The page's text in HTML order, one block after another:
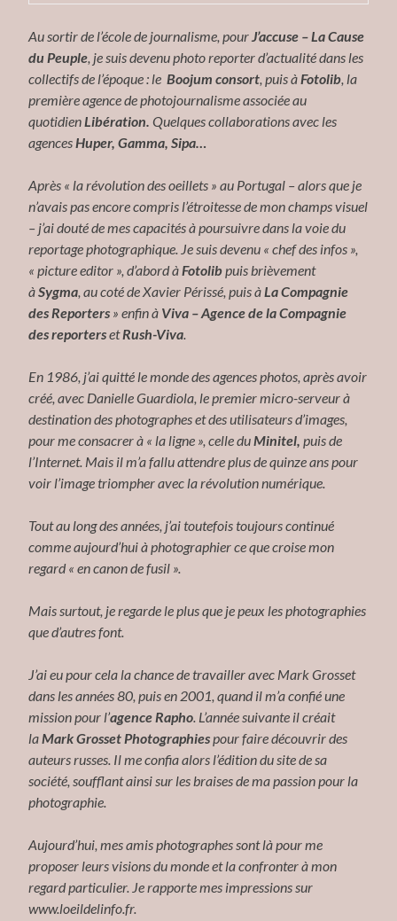
Au sortir de l’école de journalisme, pour J’accuse – La Cause
du Peuple , je suis devenu photo reporter d’actualité dans les
collectifs de l’époque : le Boojum consort , puis à Fotolib , la
première agence de photojournalisme associée au
quotidien Libération. Quelques collaborations avec les
agences Huper, Gamma, Sipa…
Après « la révolution des oeillets » au Portugal – alors que je
n’avais pas encore compris l’étroitesse de mon champs visuel
– j’ai douté de mes capacités à poursuivre dans la voie du
reportage photographique. Je suis devenu « chef des infos »,
« picture editor », d’abord à Fotolib puis brièvement
à Sygma , au coté de Xavier Périssé, puis à La Compagnie
des Reporters » enfin à Viva – Agence de la Compagnie
des reportersetRush-Viva
En 1986, j’ai quitté le monde des agences photos, après avoir
créé, avec Danielle Guardiola, le premier micro-serveur à
destination des photographes et des utilisateurs d’images,
pour me consacrer à « la ligne », celle du Minitel, puis de
l’Internet. Mais il m’a fallu attendre plus de quinze ans pour
voir l’image triompher avec la révolution numérique.
Tout au long des années, j’ai toutefois toujours continué
comme aujourd’hui à photographier ce que croise mon
regard « en canon de fusil ».
Mais surtout, je regarde le plus que je peux les photographies
que d’autres font.
J’ai eu pour cela la chance de travailler avec Mark Grosset
dans les années 80, puis en 2001, quand il m’a confié une
mission pour l’agence Rapho . L’année suivante il créait
la Mark Grosset Photographies pour faire découvrir des
auteurs russes. Il me confia alors l’édition du site de sa
société, soufflant ainsi sur les braises de ma passion pour la
photographie.
Aujourd’hui, mes amis photographes sont là pour me
proposer leurs visions du monde et la confronter à mon
regard particulier. Je rapporte mes impressions sur
www.loeildelinfo.fr.